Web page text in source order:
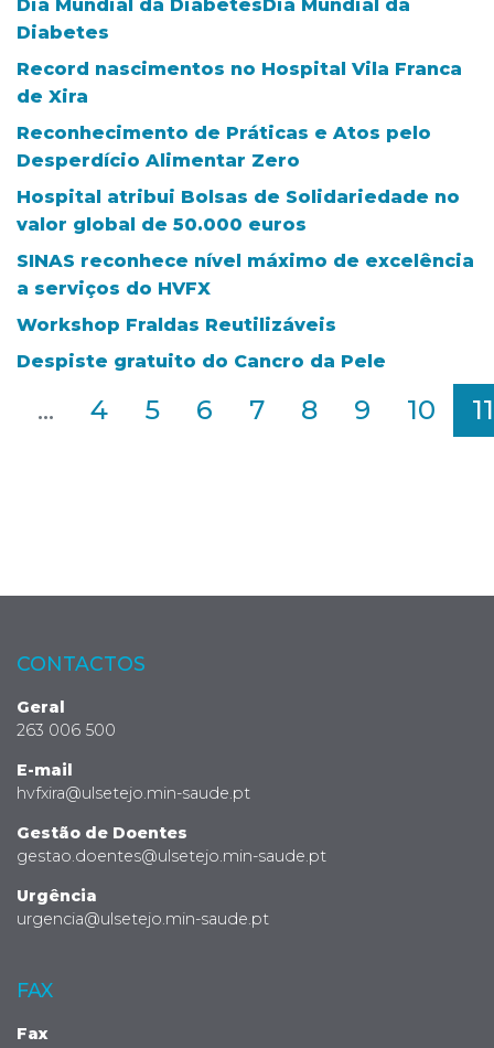
Dia Mundial da DiabetesDia Mundial da
Diabetes
Record nascimentos no Hospital Vila Franca
de Xira
Reconhecimento de Práticas e Atos pelo
Desperdício Alimentar Zero
Hospital atribui Bolsas de Solidariedade no
valor global de 50.000 euros
SINAS reconhece nível máximo de excelência
a serviços do HVFX
Workshop Fraldas Reutilizáveis
Despiste gratuito do Cancro da Pele
... 4 5 6 7 8 9 10 11
CONTACTOS
Geral
263 006 500
E-mail
hvfxira@ulsetejo.min-saude.pt
Gestão de Doentes
gestao.doentes@ulsetejo.min-saude.pt
Urgência
urgencia@ulsetejo.min-saude.pt
FAX
Fax